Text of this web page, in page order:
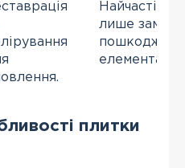
Найчастіше
лише заміна
елемента.
плитки